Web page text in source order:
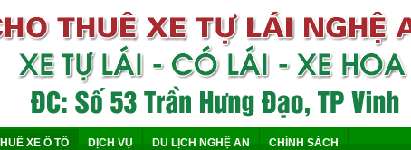
XE Ô TÔ DỊCH VỤ DU LỊCH NGHỆ AN CHÍNH SÁCH